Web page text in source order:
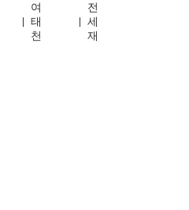
여
태
천
전
세
재